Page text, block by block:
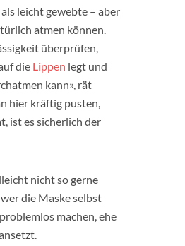
leicht gewebte – aber
atmen können.
überprüfen,
die Lippen legt und
kann», rät
hier kräftig pusten,
ist es sicherlich der
nicht so gerne
die Maske selbst
machen, ehe